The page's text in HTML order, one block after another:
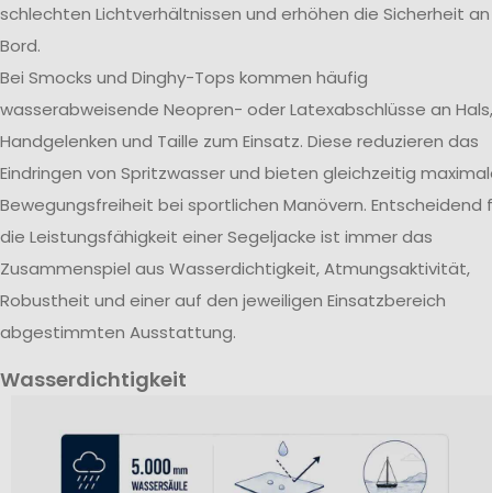
schlechten Lichtverhältnissen und erhöhen die Sicherheit an
Bord.
Bei Smocks und Dinghy-Tops kommen häufig
wasserabweisende Neopren- oder Latexabschlüsse an Hals,
Handgelenken und Taille zum Einsatz. Diese reduzieren das
Eindringen von Spritzwasser und bieten gleichzeitig
Bewegungsfreiheit bei sportlichen Manövern. Entscheidend
die Leistungsfähigkeit einer Segeljacke ist immer das
Zusammenspiel aus Wasserdichtigkeit, Atmungsaktivität,
Robustheit und einer auf den jeweiligen Einsatzbereich
abgestimmten Ausstattung.
Wasserdichtigkeit